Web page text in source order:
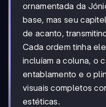
ornamentada da
base, mas seu
de acanto,
Cada ordem tinha
incluíam a coluna, o
entablamento e o
visuais completos
estéticas.